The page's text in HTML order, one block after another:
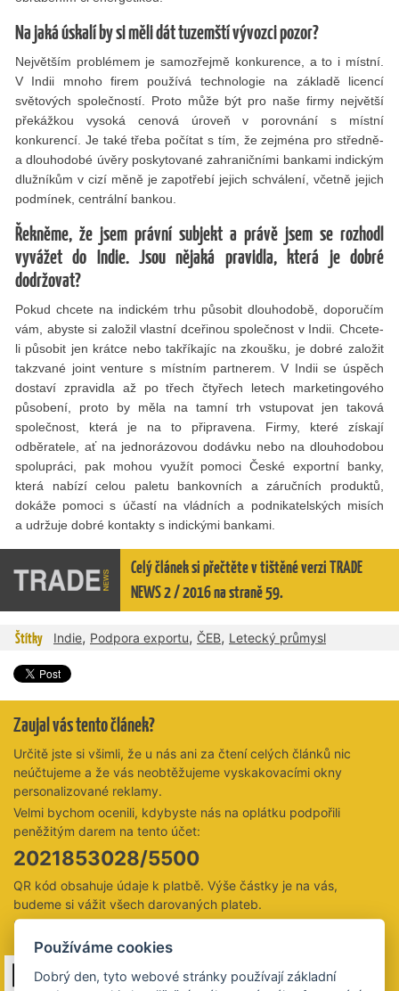
Na jaká úskalí by si měli dát tuzemští vývozci pozor?
Největším problémem je samozřejmě konkurence, a to i místní.
V Indii mnoho firem používá technologie na základě licencí
světových společností. Proto může být pro naše firmy největší
překážkou vysoká cenová úroveň v porovnání s místní
konkurencí. Je také třeba počítat s tím, že zejména pro středně-
a dlouhodobé úvěry poskytované zahraničními bankami indickým
dlužníkům v cizí měně je zapotřebí jejich schválení, včetně jejich
podmínek, centrální bankou.
Řekněme, že jsem právní subjekt a právě jsem se rozhodl
vyvážet do Indie. Jsou nějaká pravidla, která je dobré
dodržovat?
Pokud chcete na indickém trhu působit dlouhodobě, doporučím
vám, abyste si založil vlastní dceřinou společnost v Indii. Chcete-
li působit jen krátce nebo takříkajíc na zkoušku, je dobré založit
takzvané joint venture s místním partnerem. V Indii se úspěch
dostaví zpravidla až po třech čtyřech letech marketingového
působení, proto by měla na tamní trh vstupovat jen taková
společnost, která je na to připravena. Firmy, které získají
odběratele, ať na jednorázovou dodávku nebo na dlouhodobou
spolupráci, pak mohou využít pomoci České exportní banky,
která nabízí celou paletu bankovních a záručních produktů,
dokáže pomoci s účastí na vládních a podnikatelských misích
a udržuje dobré kontakty s indickými bankami.
Celý článek si přečtěte v tištěné verzi TRADE
NEWS 2 / 2016 na straně 59.
Štítky Indie, Podpora exportu, ČEB, Letecký průmysl
Zaujal vás tento článek?
Určitě jste si všimli, že u nás ani za čtení celých článků nic
neúčtujeme a že vás neobtěžujeme vyskakovacími okny
personalizované reklamy.
Velmi bychom ocenili, kdybyste nás na oplátku podpořili
peněžitým darem na tento účet:
2021853028/5500
QR kód obsahuje údaje k platbě. Výše částky je na vás,
budeme si vážit všech darovaných plateb.
Děkujeme 😊
Používáme cookies
Dobrý den, tyto webové stránky používají základní